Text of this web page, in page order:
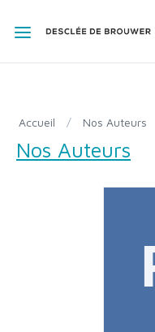
Accueil / Nos Auteurs
Nos Auteurs